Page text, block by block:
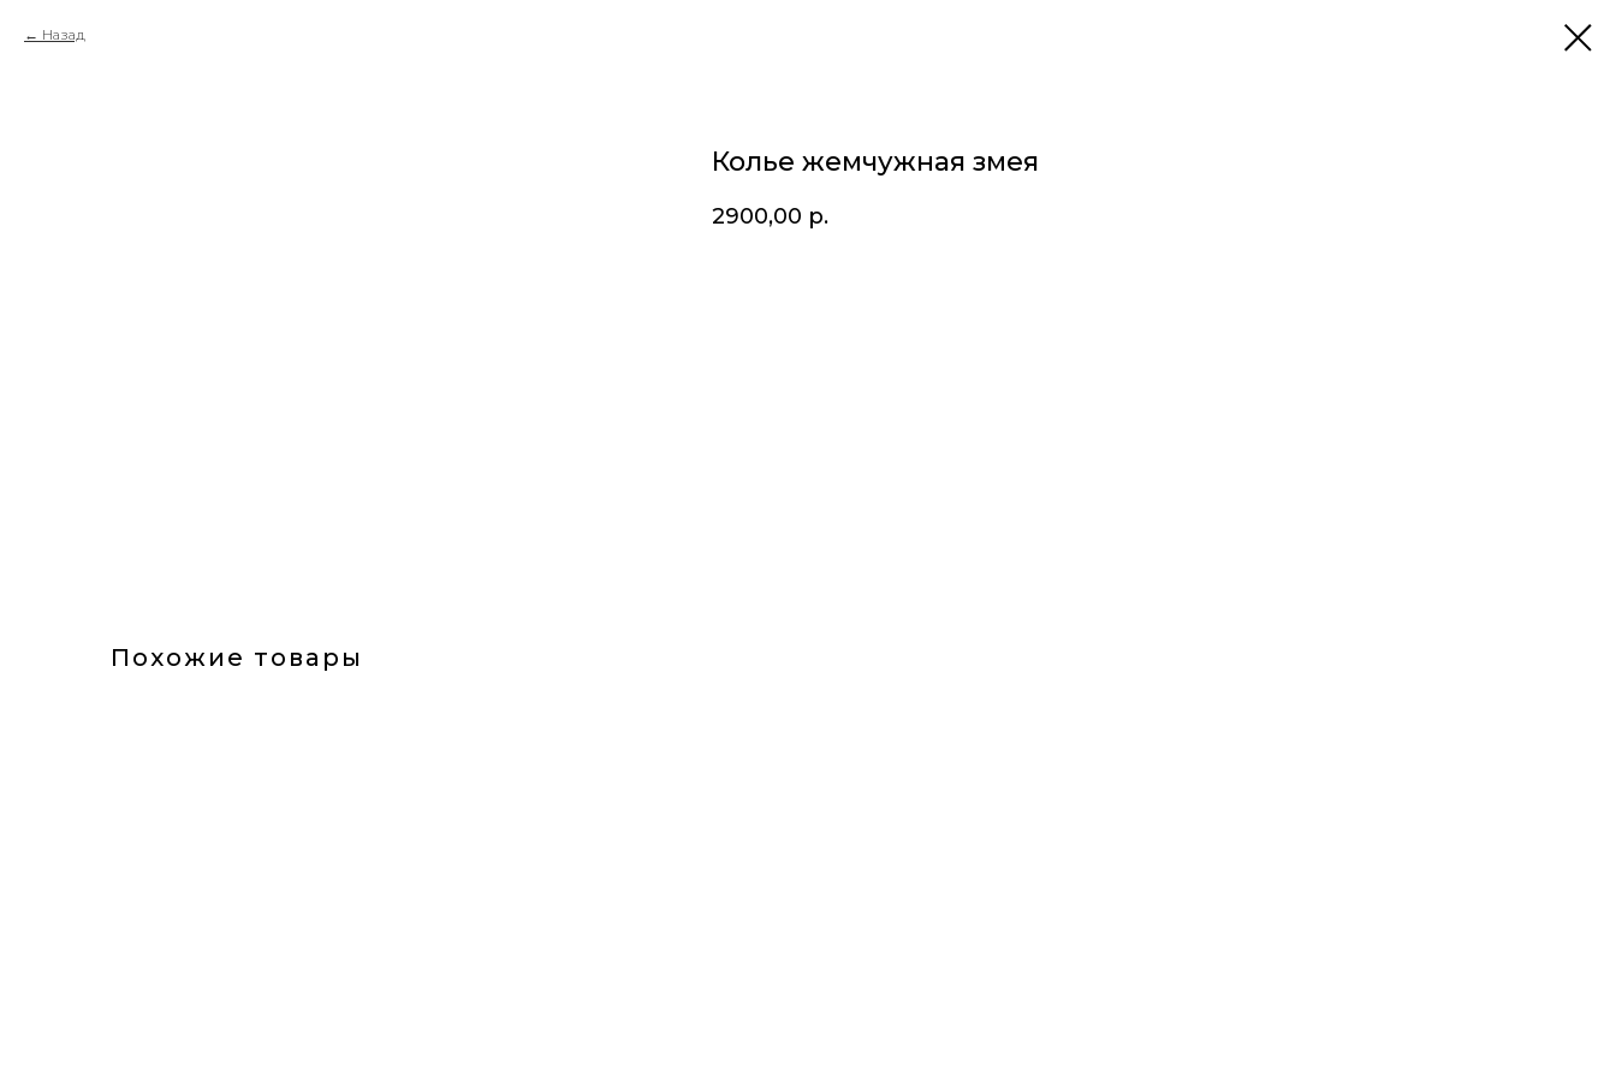
Назад
Колье жемчужная змея
2900,00 р.
Похожие товары